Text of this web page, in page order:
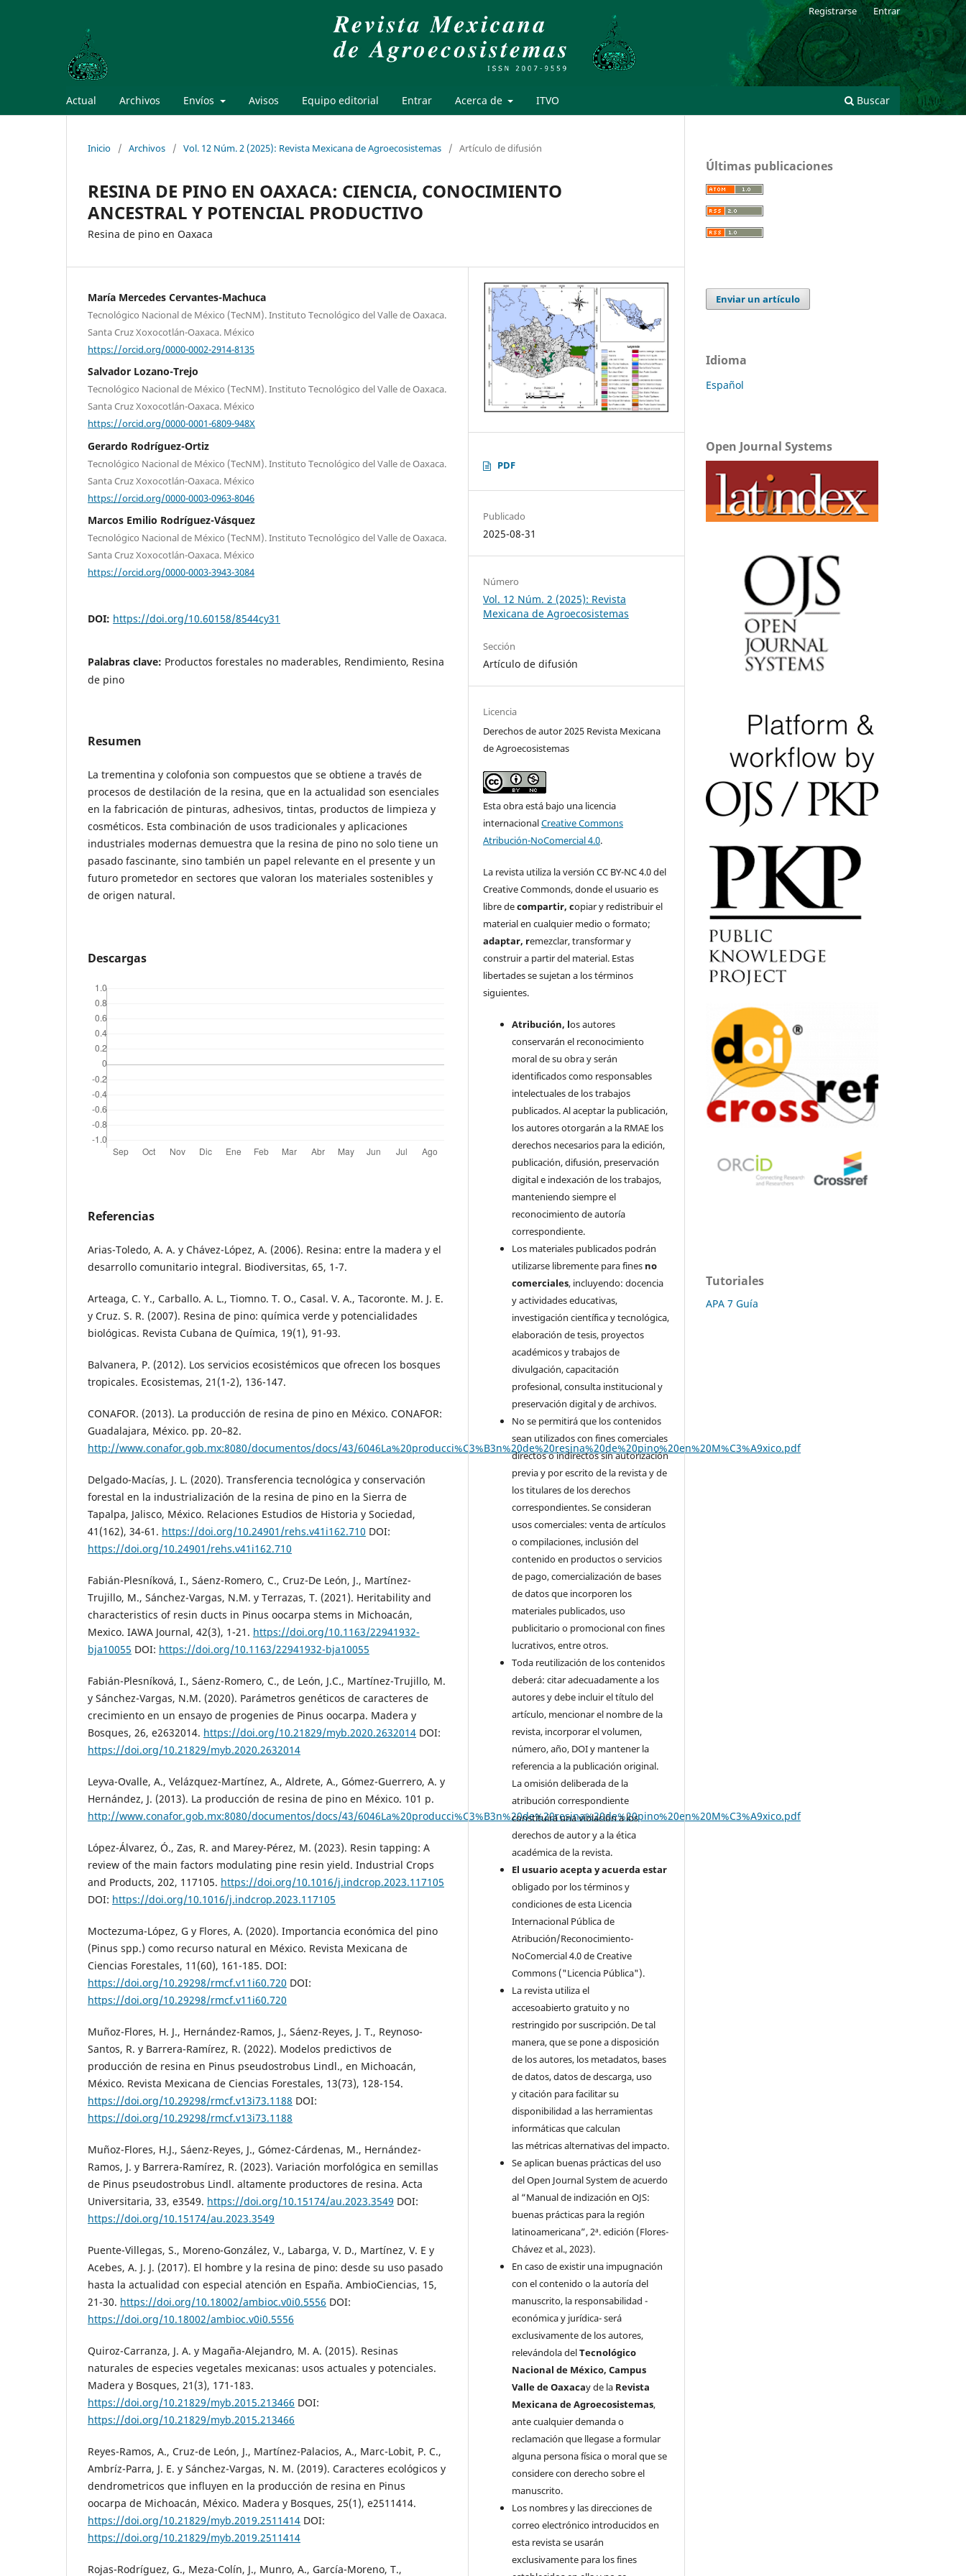
Actual Archivos Envíos Avisos Equipo editorial Entrar Acerca de ITVO Buscar
Registrarse Entrar
Inicio / Archivos / Vol. 12 Núm. 2 (2025): Revista Mexicana de Agroecosistemas / Artículo de difusión
RESINA DE PINO EN OAXACA: CIENCIA, CONOCIMIENTO
ANCESTRAL Y POTENCIAL PRODUCTIVO
Resina de pino en Oaxaca
María Mercedes Cervantes-Machuca
Tecnológico Nacional de México (TecNM). Instituto Tecnológico del Valle de Oaxaca.
Santa Cruz Xoxocotlán-Oaxaca. México
https://orcid.org/0000-0002-2914-8135
Salvador Lozano-Trejo
Tecnológico Nacional de México (TecNM). Instituto Tecnológico del Valle de Oaxaca.
Santa Cruz Xoxocotlán-Oaxaca. México
https://orcid.org/0000-0001-6809-948X
Gerardo Rodríguez-Ortiz
Tecnológico Nacional de México (TecNM). Instituto Tecnológico del Valle de Oaxaca.
Santa Cruz Xoxocotlán-Oaxaca. México
https://orcid.org/0000-0003-0963-8046
Marcos Emilio Rodríguez-Vásquez
Tecnológico Nacional de México (TecNM). Instituto Tecnológico del Valle de Oaxaca.
Santa Cruz Xoxocotlán-Oaxaca. México
https://orcid.org/0000-0003-3943-3084
DOI: https://doi.org/10.60158/8544cy31
Palabras clave: Productos forestales no maderables, Rendimiento, Resina
de pino
Resumen
La trementina y colofonia son compuestos que se obtiene a través de
procesos de destilación de la resina, que en la actualidad son esenciales
en la fabricación de pinturas, adhesivos, tintas, productos de limpieza y
cosméticos. Esta combinación de usos tradicionales y aplicaciones
industriales modernas demuestra que la resina de pino no solo tiene un
pasado fascinante, sino también un papel relevante en el presente y un
futuro prometedor en sectores que valoran los materiales sostenibles y
de origen natural.
Descargas
Referencias
Arias-Toledo, A. A. y Chávez-López, A. (2006). Resina: entre la madera y el
desarrollo comunitario integral. Biodiversitas, 65, 1-7.
Arteaga, C. Y., Carballo. A. L., Tiomno. T. O., Casal. V. A., Tacoronte. M. J. E.
y Cruz. S. R. (2007). Resina de pino: química verde y potencialidades
biológicas. Revista Cubana de Química, 19(1), 91-93.
Balvanera, P. (2012). Los servicios ecosistémicos que ofrecen los bosques
tropicales. Ecosistemas, 21(1-2), 136-147.
CONAFOR. (2013). La producción de resina de pino en México. CONAFOR:
Guadalajara, México. pp. 20–82.
http://www.conafor.gob.mx:8080/documentos/docs/43/6046La%20producci%C3%B3n%20de%20resina%20de%20pino%20en%20M%C3%A9xico.pdf
Delgado-Macías, J. L. (2020). Transferencia tecnológica y conservación
forestal en la industrialización de la resina de pino en la Sierra de
Tapalpa, Jalisco, México. Relaciones Estudios de Historia y Sociedad,
41(162), 34-61. https://doi.org/10.24901/rehs.v41i162.710 DOI:
https://doi.org/10.24901/rehs.v41i162.710
Fabián-Plesníková, I., Sáenz-Romero, C., Cruz-De León, J., Martínez-
Trujillo, M., Sánchez-Vargas, N.M. y Terrazas, T. (2021). Heritability and
characteristics of resin ducts in Pinus oocarpa stems in Michoacán,
Mexico. IAWA Journal, 42(3), 1-21. https://doi.org/10.1163/22941932-
bja10055 DOI: https://doi.org/10.1163/22941932-bja10055
Fabián-Plesníková, I., Sáenz-Romero, C., de León, J.C., Martínez-Trujillo, M.
y Sánchez-Vargas, N.M. (2020). Parámetros genéticos de caracteres de
crecimiento en un ensayo de progenies de Pinus oocarpa. Madera y
Bosques, 26, e2632014. https://doi.org/10.21829/myb.2020.2632014 DOI:
https://doi.org/10.21829/myb.2020.2632014
Leyva-Ovalle, A., Velázquez-Martínez, A., Aldrete, A., Gómez-Guerrero, A. y
Hernández, J. (2013). La producción de resina de pino en México. 101 p.
http://www.conafor.gob.mx:8080/documentos/docs/43/6046La%20producci%C3%B3n%20de%20resina%20de%20pino%20en%20M%C3%A9xico.pdf
López-Álvarez, Ó., Zas, R. and Marey-Pérez, M. (2023). Resin tapping: A
review of the main factors modulating pine resin yield. Industrial Crops
and Products, 202, 117105. https://doi.org/10.1016/j.indcrop.2023.117105
DOI: https://doi.org/10.1016/j.indcrop.2023.117105
Moctezuma-López, G y Flores, A. (2020). Importancia económica del pino
(Pinus spp.) como recurso natural en México. Revista Mexicana de
Ciencias Forestales, 11(60), 161-185. DOI:
https://doi.org/10.29298/rmcf.v11i60.720 DOI:
https://doi.org/10.29298/rmcf.v11i60.720
Muñoz-Flores, H. J., Hernández-Ramos, J., Sáenz-Reyes, J. T., Reynoso-
Santos, R. y Barrera-Ramírez, R. (2022). Modelos predictivos de
producción de resina en Pinus pseudostrobus Lindl., en Michoacán,
México. Revista Mexicana de Ciencias Forestales, 13(73), 128-154.
https://doi.org/10.29298/rmcf.v13i73.1188 DOI:
https://doi.org/10.29298/rmcf.v13i73.1188
Muñoz-Flores, H.J., Sáenz-Reyes, J., Gómez-Cárdenas, M., Hernández-
Ramos, J. y Barrera-Ramírez, R. (2023). Variación morfológica en semillas
de Pinus pseudostrobus Lindl. altamente productores de resina. Acta
Universitaria, 33, e3549. https://doi.org/10.15174/au.2023.3549 DOI:
https://doi.org/10.15174/au.2023.3549
Puente-Villegas, S., Moreno-González, V., Labarga, V. D., Martínez, V. E y
Acebes, A. J. J. (2017). El hombre y la resina de pino: desde su uso pasado
hasta la actualidad con especial atención en España. AmbioCiencias, 15,
21-30. https://doi.org/10.18002/ambioc.v0i0.5556 DOI:
https://doi.org/10.18002/ambioc.v0i0.5556
Quiroz-Carranza, J. A. y Magaña-Alejandro, M. A. (2015). Resinas
naturales de especies vegetales mexicanas: usos actuales y potenciales.
Madera y Bosques, 21(3), 171-183.
https://doi.org/10.21829/myb.2015.213466 DOI:
https://doi.org/10.21829/myb.2015.213466
Reyes-Ramos, A., Cruz-de León, J., Martínez-Palacios, A., Marc-Lobit, P. C.,
Ambríz-Parra, J. E. y Sánchez-Vargas, N. M. (2019). Caracteres ecológicos y
dendrometricos que influyen en la producción de resina en Pinus
oocarpa de Michoacán, México. Madera y Bosques, 25(1), e2511414.
https://doi.org/10.21829/myb.2019.2511414 DOI:
https://doi.org/10.21829/myb.2019.2511414
Rojas-Rodríguez, G., Meza-Colín, J., Munro, A., García-Moreno, T.,
PDF
Publicado
2025-08-31
Número
Vol. 12 Núm. 2 (2025): Revista
Mexicana de Agroecosistemas
Sección
Artículo de difusión
Licencia
Derechos de autor 2025 Revista Mexicana
de Agroecosistemas
Esta obra está bajo una licencia
internacionalCreative Commons
Atribución-NoComercial 4.0.
La revista utiliza la versión CC BY-NC 4.0 del
Creative Commonds, donde el usuario es
libre decompartir, copiar y redistribuir el
material en cualquier medio o formato;
adaptar, remezclar, transformar y
construir a partir del material. Estas
libertades se sujetan a los términos
siguientes.
Atribución, los autores
conservarán el reconocimiento
moral de su obra y serán
identificados como responsables
intelectuales de los trabajos
publicados. Al aceptar la publicación,
los autores otorgarán a la RMAE los
derechos necesarios para la edición,
publicación, difusión, preservación
digital e indexación de los trabajos,
manteniendo siempre el
reconocimiento de autoría
correspondiente.
Los materiales publicados podrán
utilizarse libremente para fines no
comerciales, incluyendo: docencia
y actividades educativas,
investigación científica y tecnológica,
elaboración de tesis, proyectos
académicos y trabajos de
divulgación, capacitación
profesional, consulta institucional y
preservación digital y de archivos.
No se permitirá que los contenidos
sean utilizados con fines comerciales
directos o indirectos sin autorización
previa y por escrito de la revista y de
los titulares de los derechos
correspondientes. Se consideran
usos comerciales: venta de artículos
o compilaciones, inclusión del
contenido en productos o servicios
de pago, comercialización de bases
de datos que incorporen los
materiales publicados, uso
publicitario o promocional con fines
lucrativos, entre otros.
Toda reutilización de los contenidos
deberá: citar adecuadamente a los
autores y debe incluir el título del
artículo, mencionar el nombre de la
revista, incorporar el volumen,
número, año, DOI y mantener la
referencia a la publicación original.
La omisión deliberada de la
atribución correspondiente
constituirá una violación a los
derechos de autor y a la ética
académica de la revista.
El usuario acepta y acuerda estar
obligado por los términos y
condiciones de esta Licencia
Internacional Pública de
Atribución/Reconocimiento-
NoComercial 4.0 de Creative
Commons ("Licencia Pública").
La revista utiliza el
accesoabierto gratuito y no
restringido por suscripción. De tal
manera, que se pone a disposición
de los autores, los metadatos, bases
de datos, datos de descarga, uso
y citación para facilitar su
disponibilidad a las herramientas
informáticas que calculan
las métricas alternativas del impacto.
Se aplican buenas prácticas del uso
del Open Journal System de acuerdo
al “Manual de indización en OJS:
buenas prácticas para la región
latinoamericana”, 2ª. edición (Flores-
Chávez et al., 2023).
En caso de existir una impugnación
con el contenido o la autoría del
manuscrito, la responsabilidad -
económica y jurídica- será
exclusivamente de los autores,
relevándola delTecnológico
Nacional de México, Campus
Valle de Oaxacay de la Revista
Mexicana de Agroecosistemas,
ante cualquier demanda o
reclamación que llegase a formular
alguna persona física o moral que se
considere con derecho sobre el
manuscrito.
Los nombres y las direcciones de
correo electrónico introducidos en
esta revista se usarán
exclusivamente para los fines
Últimas publicaciones
Enviar un artículo
Idioma
Español
Open Journal Systems
Tutoriales
APA 7 Guía